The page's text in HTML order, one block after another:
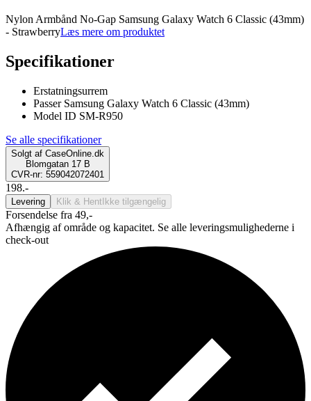
Nylon Armbånd No-Gap Samsung Galaxy Watch 6 Classic (43mm)
- StrawberryLæs mere om produktet
Specifikationer
Erstatningsurrem
Passer Samsung Galaxy Watch 6 Classic (43mm)
Model ID SM-R950
Se alle specifikationer
Solgt af CaseOnline.dk
Blomgatan 17 B
CVR-nr: 559042072401
198.-
Levering Klik & Hent Ikke tilgængelig
Forsendelse fra 49,-
Afhængig af område og kapacitet. Se alle leveringsmulighederne i
check-out